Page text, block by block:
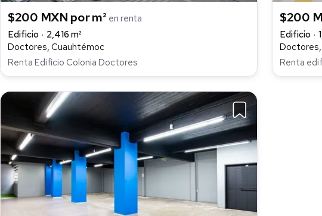
$200 MXN por m² en renta
Edificio
2,416 m²
Doctores, Cuauhtémoc
Renta Edificio Colonia Doctores
$200
Edificio
Renta